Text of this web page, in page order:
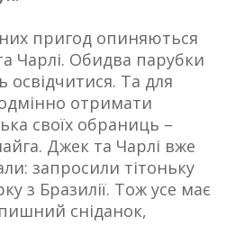
пригод опиняються
Чарлі. Обидва парубки
освідчитися. Та для
отримати
своїх обраниць –
Джек та Чарлі вже
запросили тітоньку
з Бразилії. Тож усе має
сніданок,